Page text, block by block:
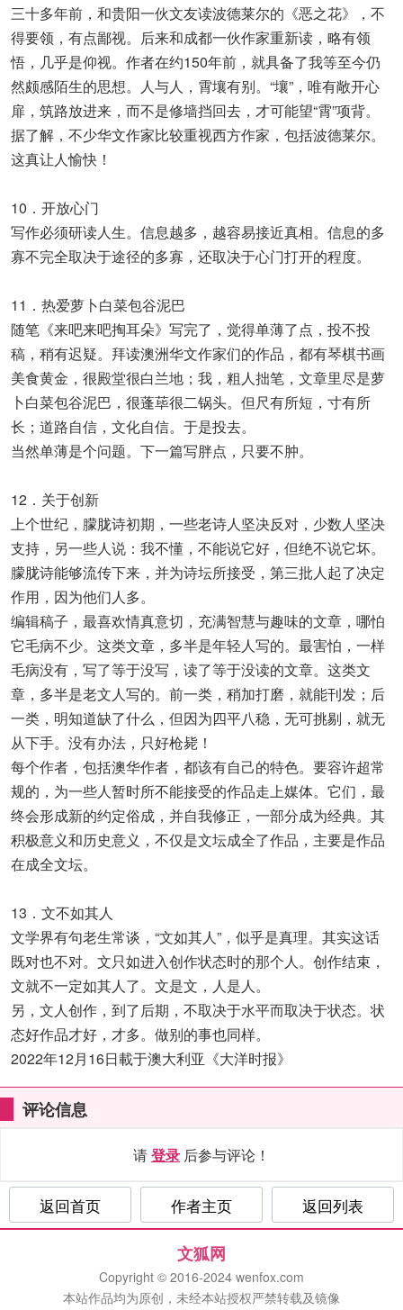
三十多年前，和贵阳一伙文友读波德莱尔的《恶之花》，不
得要领，有点鄙视。后来和成都一伙作家重新读，略有领
悟，几乎是仰视。作者在约150年前，就具备了我等至今仍
然颇感陌生的思想。人与人，霄壤有别。“壤”，唯有敞开心
扉，筑路放进来，而不是修墙挡回去，才可能望“霄”项背。
据了解，不少华文作家比较重视西方作家，包括波德莱尔。
这真让人愉快！
10．开放心门
写作必须研读人生。信息越多，越容易接近真相。信息的多
寡不完全取决于途径的多寡，还取决于心门打开的程度。
11．热爱萝卜白菜包谷泥巴
随笔《来吧来吧掏耳朵》写完了，觉得单薄了点，投不投
稿，稍有迟疑。拜读澳洲华文作家们的作品，都有琴棋书画
美食黄金，很殿堂很白兰地；我，粗人拙笔，文章里尽是萝
卜白菜包谷泥巴，很蓬荜很二锅头。但尺有所短，寸有所
长；道路自信，文化自信。于是投去。
当然单薄是个问题。下一篇写胖点，只要不肿。
12．关于创新
上个世纪，朦胧诗初期，一些老诗人坚决反对，少数人坚决
支持，另一些人说：我不懂，不能说它好，但绝不说它坏。
朦胧诗能够流传下来，并为诗坛所接受，第三批人起了决定
作用，因为他们人多。
编辑稿子，最喜欢情真意切，充满智慧与趣味的文章，哪怕
它毛病不少。这类文章，多半是年轻人写的。最害怕，一样
毛病没有，写了等于没写，读了等于没读的文章。这类文
章，多半是老文人写的。前一类，稍加打磨，就能刊发；后
一类，明知道缺了什么，但因为四平八稳，无可挑剔，就无
从下手。没有办法，只好枪毙！
每个作者，包括澳华作者，都该有自己的特色。要容许超常
规的，为一些人暂时所不能接受的作品走上媒体。它们，最
终会形成新的约定俗成，并自我修正，一部分成为经典。其
积极意义和历史意义，不仅是文坛成全了作品，主要是作品
在成全文坛。
13．文不如其人
文学界有句老生常谈，“文如其人”，似乎是真理。其实这话
既对也不对。文只如进入创作状态时的那个人。创作结束，
文就不一定如其人了。文是文，人是人。
另，文人创作，到了后期，不取决于水平而取决于状态。状
态好作品才好，才多。做别的事也同样。
2022年12月16日載于澳大利亚《大洋时报》
评论信息
请登录 后参与评论！
返回首页 作者主页 返回列表
文狐网
Copyright © 2016-2024 wenfox.com
本站作品均为原创，未经本站授权严禁转载及镜像